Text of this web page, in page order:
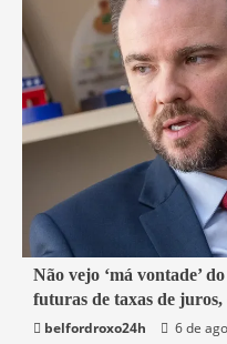
1 min read
Economia
Não vejo ‘má vontade’
futuras de taxas de
belfordroxo24h
6 de